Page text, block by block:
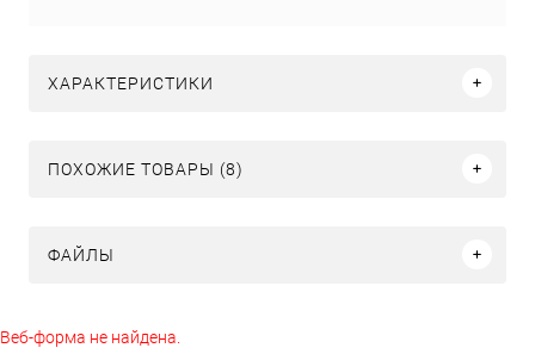
ХАРАКТЕРИСТИКИ
ПОХОЖИЕ ТОВАРЫ (8)
ФАЙЛЫ
Веб-форма не найдена.